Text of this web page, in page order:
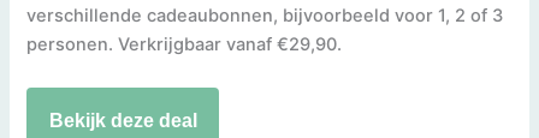
verschillende cadeaubonnen, bijvoorbeeld voor 1, 2 of 3
personen. Verkrijgbaar vanaf €29,90.
Bekijk deze deal